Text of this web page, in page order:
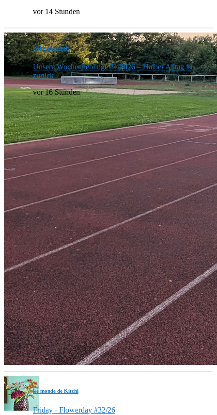
vor 14 Stunden
Heldenhaushalt
Unsere Wochenlieblinge 31/2026 – Halber Alltag ist
zurück
vor 16 Stunden
Le monde de Kitchi
Friday - Flowerday #32/26